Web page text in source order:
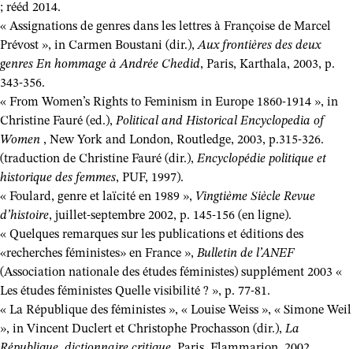
; rééd 2014.
« Assignations de genres dans les lettres à Françoise de Marcel
Prévost », in Carmen Boustani (dir.),Aux frontières des deux
genres En hommage à Andrée Chedid, Paris, Karthala, 2003, p.
343-356.
« From Women’s Rights to Feminism in Europe 1860-1914 », in
Christine Fauré (ed.), Political and Historical Encyclopedia of
Women , New York and London, Routledge, 2003, p.315-326.
(traduction de Christine Fauré (dir.), Encyclopédie politique et
historique des femmes, PUF, 1997).
« Foulard, genre et laïcité en 1989 », Vingtième Siècle Revue
d’histoire, juillet-septembre 2002, p. 145-156 (en ligne).
« Quelques remarques sur les publications et éditions des
«recherches féministes» en France », Bulletin de l’ANEF
(Association nationale des études féministes) supplément 2003 «
Les études féministes Quelle visibilité ? », p. 77-81.
« La République des féministes », « Louise Weiss », « Simone Weil
», in Vincent Duclert et Christophe Prochasson (dir.), La